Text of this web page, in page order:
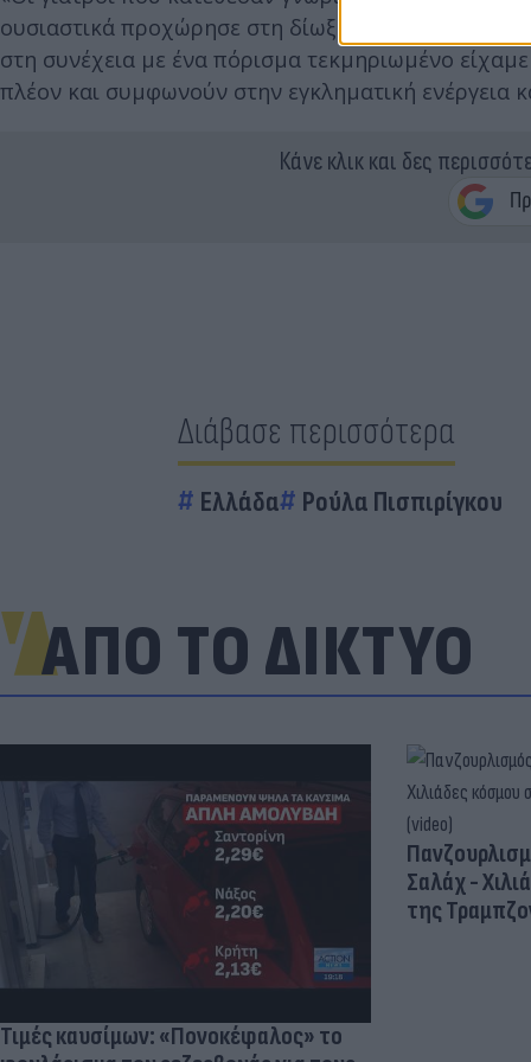
ουσιαστικά προχώρησε στη δίωξη» τόνισε και
στη συνέχεια με ένα πόρισμα τεκμηριωμένο
πλέον και συμφωνούν στην εγκληματική ενέργεια
Κάνε κλικ και δες
Διάβασε περισσότερα
Ελλάδα Ρούλα Πισπιρίγκου
ΑΠΟ ΤΟ ΔΙΚΤΥΟ
Τιμές καυσίμων: «Πονοκέφαλος» το
Σαλάχ -
της